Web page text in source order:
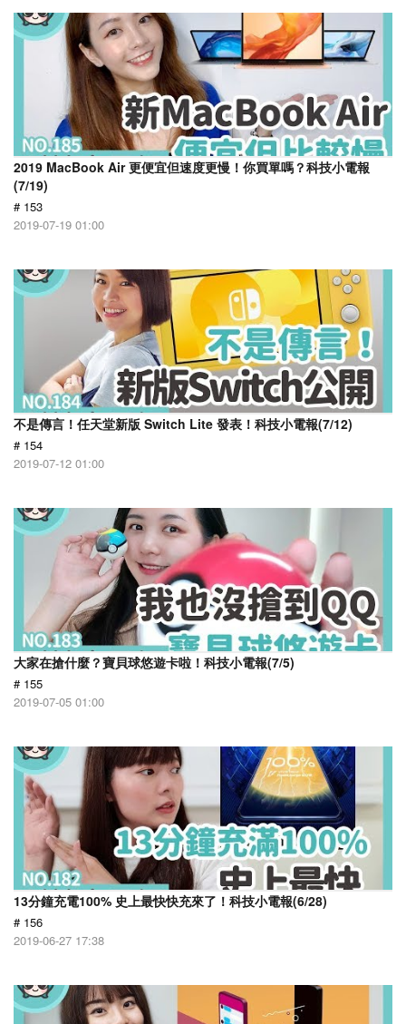
2019 MacBook Air 更便宜但速度更慢！你買單嗎？科技小電報
(7/19)
# 153
2019-07-19 01:00
不是傳言！任天堂新版 Switch Lite 發表！科技小電報(7/12)
# 154
2019-07-12 01:00
大家在搶什麼？寶貝球悠遊卡啦！科技小電報(7/5)
# 155
2019-07-05 01:00
13分鐘充電100% 史上最快快充來了！科技小電報(6/28)
# 156
2019-06-27 17:38